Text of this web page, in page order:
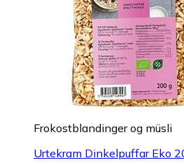
Frokostblandinger og müsli
Urtekram Dinkelpuffar Eko